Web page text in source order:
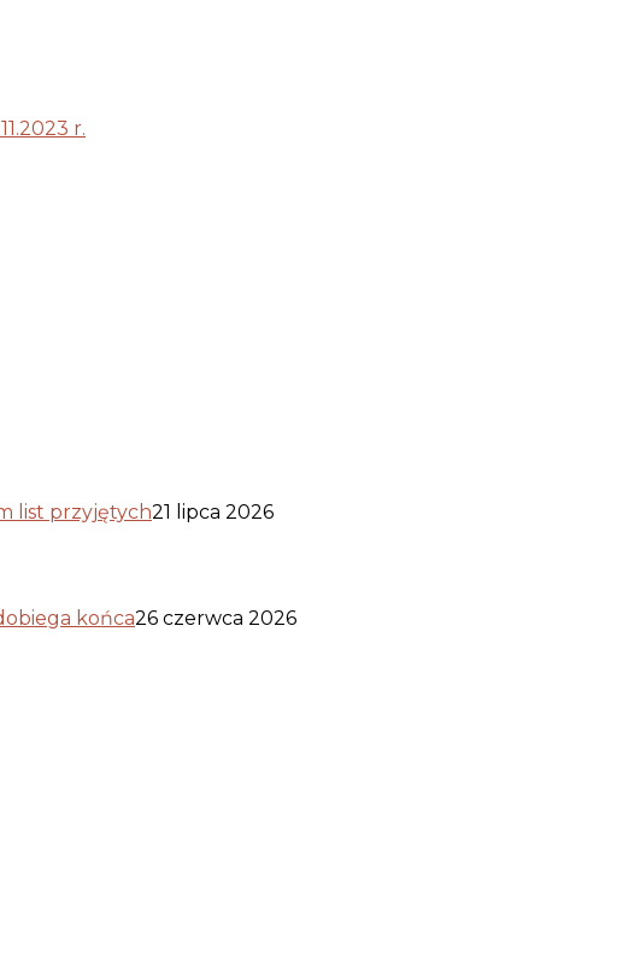
r.
list przyjętych21 lipca 2026
końca26 czerwca 2026